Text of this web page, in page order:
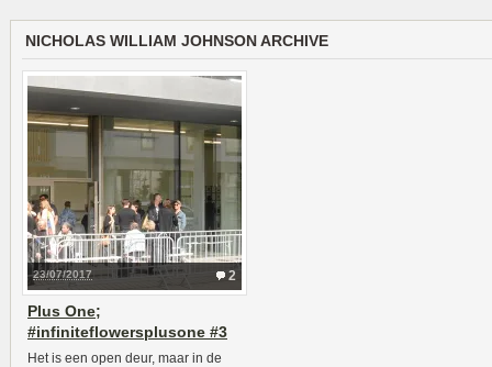
NICHOLAS WILLIAM JOHNSON ARCHIVE
2
23/07/2017
Plus One;
#infiniteflowersplusone #3
Het is een open deur, maar in de